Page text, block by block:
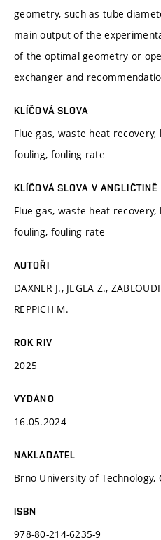
geometry, such as tube
main output of the
of the optimal geometry or
exchanger and
KLÍČOVÁ SLOVA
Flue gas, waste heat
fouling, fouling rate
KLÍČOVÁ SLOVA V ANGLIČTINĚ
Flue gas, waste heat
fouling, fouling rate
AUTOŘI
DAXNER J., JEGLA Z.,
REPPICH M.
ROK RIV
2025
VYDÁNO
16.05.2024
NAKLADATEL
Brno University of Technology,
ISBN
978-80-214-6235-9